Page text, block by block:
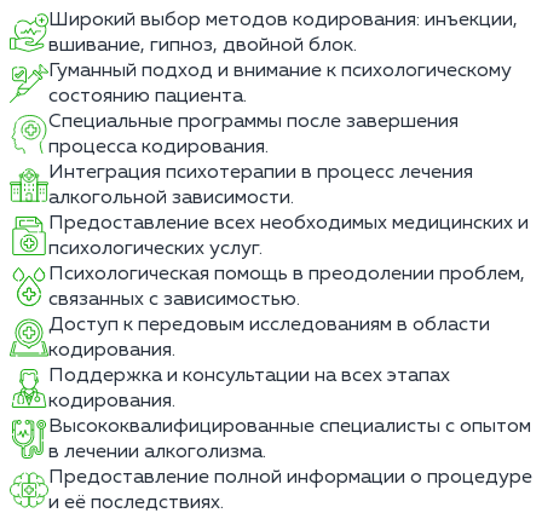
Широкий выбор методов кодирования: инъекции,
вшивание, гипноз, двойной блок.
Гуманный подход и внимание к психологическому
состоянию пациента.
Специальные программы после завершения
процесса кодирования.
Интеграция психотерапии в процесс лечения
алкогольной зависимости.
Предоставление всех необходимых медицинских и
психологических услуг.
Психологическая помощь в преодолении проблем,
связанных с зависимостью.
Доступ к передовым исследованиям в области
кодирования.
Поддержка и консультации на всех этапах
кодирования.
Высококвалифицированные специалисты с опытом
в лечении алкоголизма.
Предоставление полной информации о процедуре
и её последствиях.